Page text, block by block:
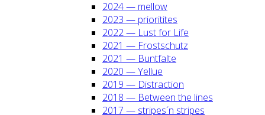
2024 — mel­low
2023 — prio­ri­ti­tes
2022 — Lust for Life
2021 — Frost­schutz
2021 — Bunt­fal­te
2020 — Yel­lue
2019 — Dis­trac­tion
2018 — Bet­ween the lines
2017 — stripes´n stripes